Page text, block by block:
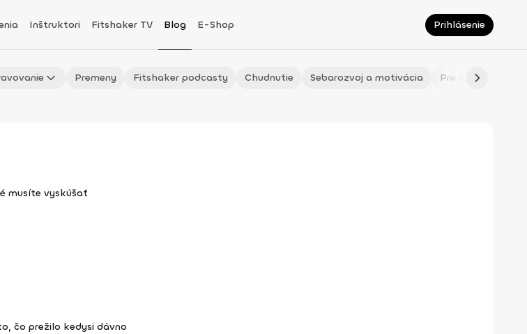
Inštruktori Fitshaker TV Blog E-Shop Prihlásenie
Premeny Fitshaker podcasty Chudnutie Sebarozvoj a motivácia Pre fitmaminky
musíte vyskúšať
čo prežilo kedysi dávno